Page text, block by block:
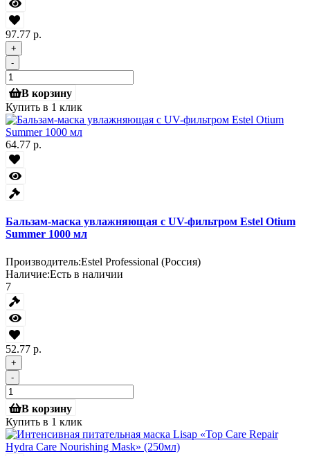
97.77 р.
+
-
В корзину
Купить в 1 клик
64.77 р.
Бальзам-маска увлажняющая с UV-фильтром Estel Otium
Summer 1000 мл
Производитель:Estel Professional (Россия)
Наличие:Есть в наличии
7
52.77 р.
+
-
В корзину
Купить в 1 клик